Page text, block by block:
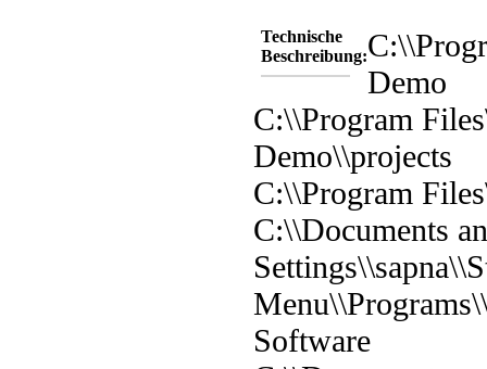
Technische
Beschreibung:
Demo
C:\\Program
Demo\\projects
C:\\Program
C:\\Documents
Software